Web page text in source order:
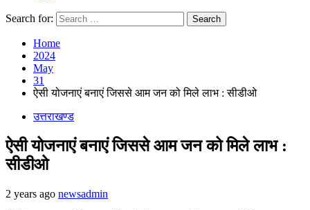
Search for:
Home
2024
May
31
ऐसी योजनाएं बनाएं जिससे आम जन को मिले लाभ : सीडीओ
उत्तराखण्ड
ऐसी योजनाएं बनाएं जिससे आम जन को मिले लाभ :
सीडीओ
2 years ago newsadmin